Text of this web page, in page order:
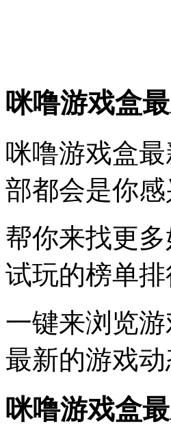
咪噜游戏盒
咪噜游戏盒
部都会是你
帮你来找更
试玩的榜单排
一键来浏览
最新的游戏动
咪噜游戏盒